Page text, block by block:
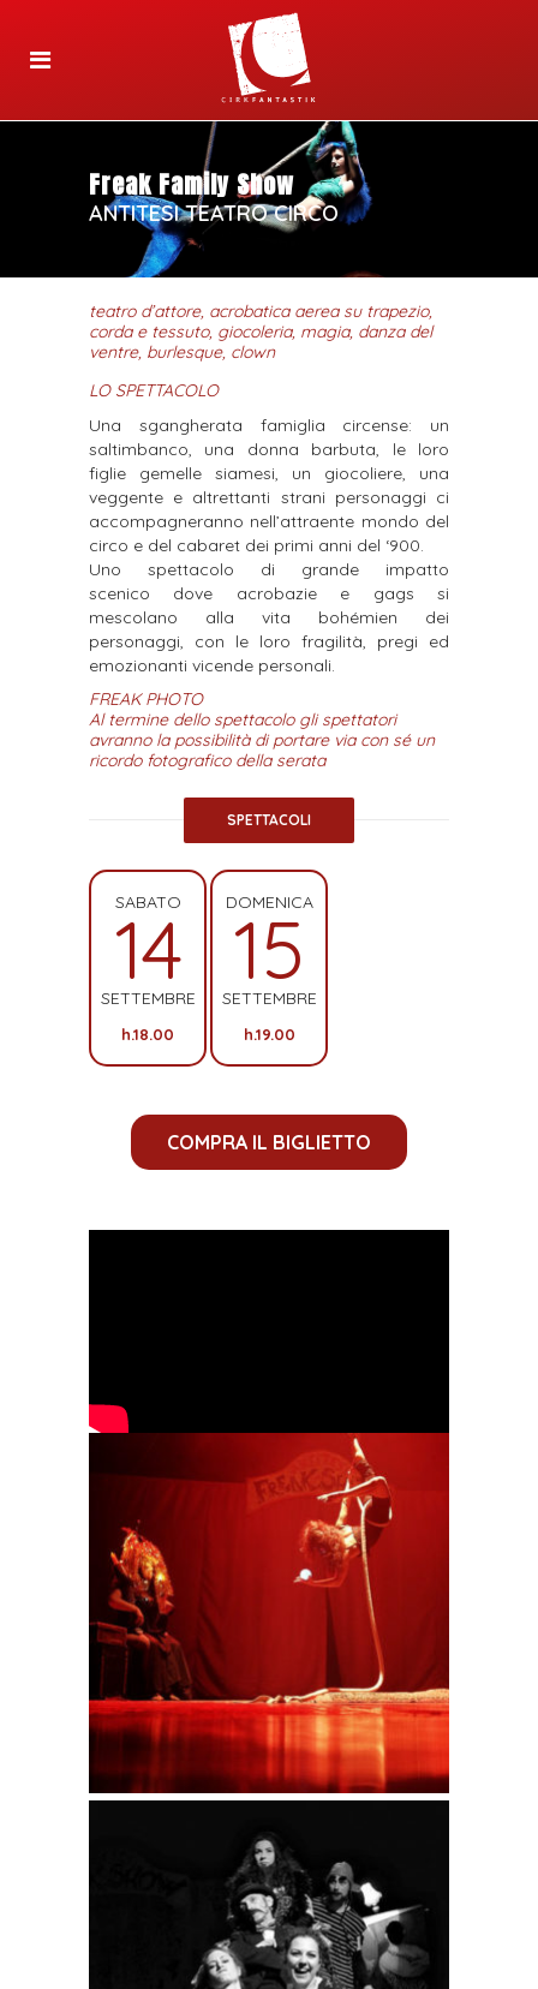
Freak Family Show
ANTITESI TEATRO CIRCO
teatro d’attore, acrobatica aerea su trapezio,
corda e tessuto, giocoleria, magia, danza del
ventre, burlesque, clown
LO SPETTACOLO
Una sgangherata famiglia circense: un
saltimbanco, una donna barbuta, le loro
figlie gemelle siamesi, un giocoliere, una
veggente e altrettanti strani personaggi ci
accompagneranno nell’attraente mondo del
circo e del cabaret dei primi anni del ‘900.
Uno spettacolo di grande impatto
scenico dove acrobazie e gags si
mescolano alla vita bohémien dei
personaggi, con le loro fragilità, pregi ed
emozionanti vicende personali.
FREAK PHOTO
Al termine dello spettacolo gli spettatori
avranno la possibilità di portare via con sé un
ricordo fotografico della serata
SPETTACOLI
SABATO
14
SETTEMBRE
h.18.00
DOMENICA
15
SETTEMBRE
h.19.00
COMPRA IL BIGLIETTO